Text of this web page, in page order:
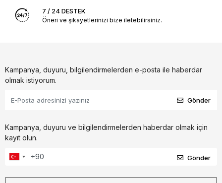
7 / 24 DESTEK
Öneri ve şikayetlerinizi bize iletebilirsiniz.
Kampanya, duyuru, bilgilendirmelerden e-posta ile haberdar
olmak istiyorum.
Gönder
Kampanya, duyuru ve bilgilendirmelerden haberdar olmak için
kayıt olun.
Gönder